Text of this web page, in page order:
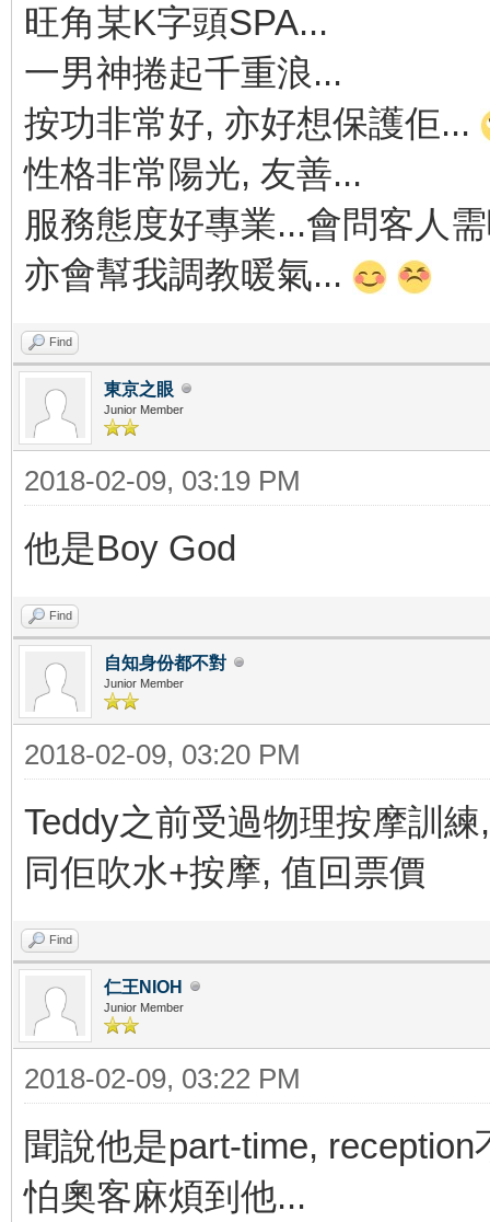
旺角某K字頭SPA...
一男神捲起千重浪...
按功非常好, 亦好想保護佢...
性格非常陽光, 友善...
服務態度好專業...會問客人
亦會幫我調教暖氣...
Find
東京之眼
Junior Member
2018-02-09, 03:19 PM
他是Boy God
Find
自知身份都不對
Junior Member
2018-02-09, 03:20 PM
Teddy之前受過物理按摩訓
同佢吹水+按摩, 值回票價
Find
仁王NIOH
Junior Member
2018-02-09, 03:22 PM
聞說他是part-time,
怕奧客麻煩到他...